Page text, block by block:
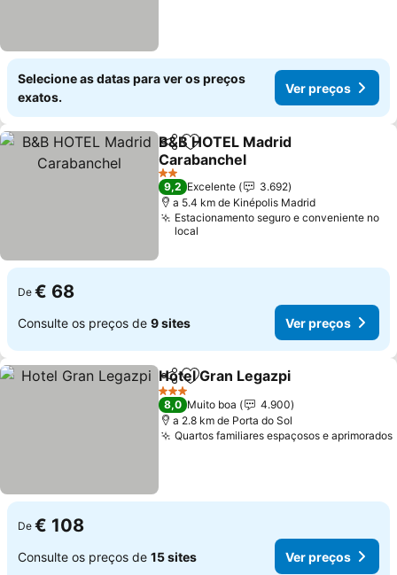
Selecione as datas para ver os preços
exatos.
Ver preços
PartilharAdicionar aos favoritos
B&B HOTEL Madrid
Carabanchel
2 Estrelas
9,2 Excelente
3.692
a 5.4 km de Kinépolis Madrid
Estacionamento seguro e conveniente no
local
De € 68
Consulte os preços de 9 sites Ver preços
PartilharAdicionar aos favoritos
Hotel Gran Legazpi
3 Estrelas
8,0 Muito boa
4.900
a 2.8 km de Porta do Sol
Quartos familiares espaçosos e aprimorados
De € 108
Consulte os preços de 15 sites Ver preços